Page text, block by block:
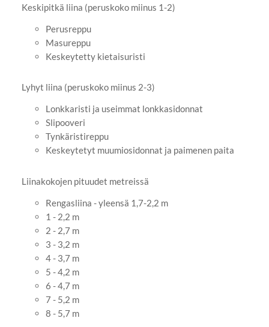
Keskipitkä liina (peruskoko miinus 1-2)
Perusreppu
Masureppu
Keskeytetty kietaisuristi
Lyhyt liina (peruskoko miinus 2-3)
Lonkkaristi ja useimmat lonkkasidonnat
Slipooveri
Tynkäristireppu
Keskeytetyt muumiosidonnat ja paimenen paita
Liinakokojen pituudet metreissä
Rengasliina - yleensä 1,7-2,2 m
1 - 2,2 m
2 - 2,7 m
3 - 3,2 m
4 - 3,7 m
5 - 4,2 m
6 - 4,7 m
7 - 5,2 m
8 - 5,7 m